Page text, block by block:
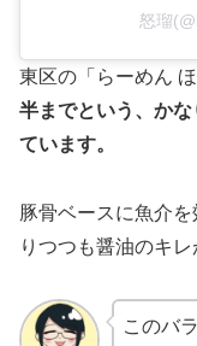
怒瑠
東区の「らーめん ほ
半までという、か
ています。
豚骨ベースに魚介
りつつも醤油のキレ
このバ